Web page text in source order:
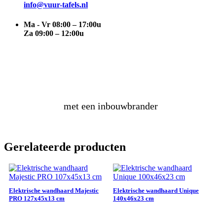
info@vuur-tafels.nl
Ma - Vr 08:00 – 17:00u
Za 09:00 – 12:00u
met een inbouwbrander
Gerelateerde producten
Elektrische wandhaard Majestic
PRO 127x45x13 cm
Elektrische wandhaard Unique
140x46x23 cm